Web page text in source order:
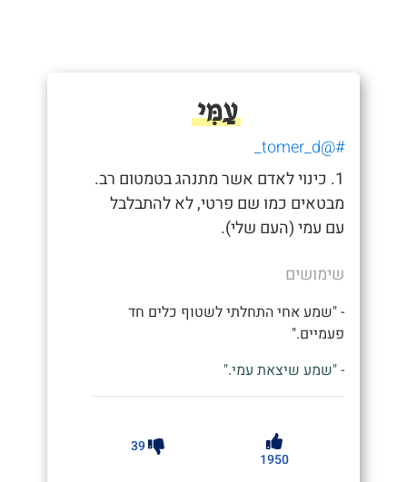
עַמִּי
#@tomer_d_
1. כינוי לאדם אשר מתנהג בטמטום רב.
מבטאים כמו שם פרטי, לא להתבלבל
עם עמי (העם שלי).
שימושים
- "שמע אחי התחלתי לשטוף כלים חד
פעמיים."
- "שמע שיצאת עמי."
1950
39